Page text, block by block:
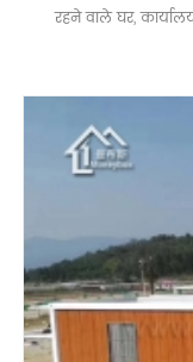
रहने वाले घर,